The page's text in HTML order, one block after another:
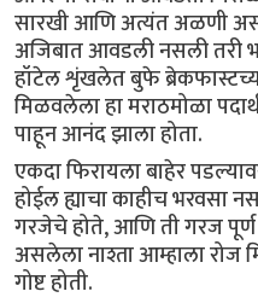
सारखी आणि अत्यंत अळणी
अजिबात आवडली नसली तरी
हॉटेल शृंखलेत बुफे
मिळवलेला हा मराठमोळा
पाहून आनंद झाला होता.
एकदा फिरायला बाहेर
होईल ह्याचा काहीच भरवसा
गरजेचे होते, आणि ती गरज पूर्ण
असलेला नाश्ता आम्हाला रोज
गोष्ट होती.